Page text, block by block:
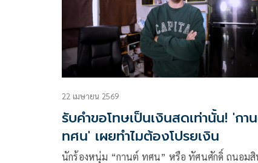
22 เมษายน 2569
รับคำขอโทษเป็นเงินสดเท่านั้น! 'กานต์
ทศน' เผยทำไมต้องโปรยเงิน
นักร้องหนุ่ม “กานต์ ทศน” หรือ ทัศนศักดิ์ ถนอม